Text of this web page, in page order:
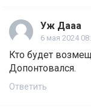
Уж Дааа
6 мая 2024
Кто будет
Допонтовался.
Ответить